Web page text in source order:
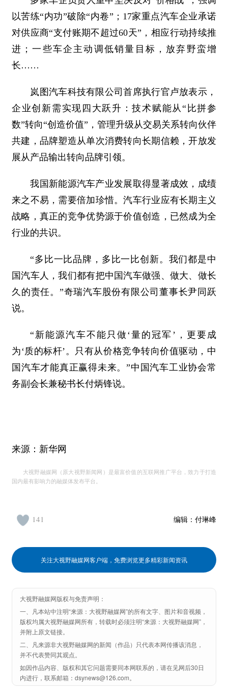
以苦练“内功”破除“内卷”；17家重点汽车企业承诺
对供应商“支付账期不超过60天”，相应行动持续推
进；一些车企主动调低销量目标，放弃野蛮增
长……
岚图汽车科技有限公司首席执行官卢放表示，
企业创新需实现四大跃升：技术赋能从“比拼参
数”转向“创造价值”，管理升级从交易关系转向伙伴
共建，品牌塑造从单次消费转向长期信赖，开放发
展从产品输出转向品牌引领。
我国新能源汽车产业发展取得显著成效，成绩
来之不易，需要倍加珍惜。汽车行业应有长期主义
战略，真正的竞争优势源于价值创造，已然成为全
行业的共识。
“多比一比品牌，多比一比创新。我们都是中
国汽车人，我们都有把中国汽车做强、做大、做长
久的责任。”奇瑞汽车股份有限公司董事长尹同跃
说。
“新能源汽车不能只做‘量的冠军’，更要成
为‘质的标杆’。只有从价格竞争转向价值驱动，中
国汽车才能真正赢得未来。”中国汽车工业协会常
务副会长兼秘书长付炳锋说。
来源：新华网
大视野融媒网（原大视野新闻网）是最富价值的互联网推广平台，致力于打造
国内最有影响力的融媒体发布平台。
编辑： 付琳峰
141
关注大视野融媒网客户端，免费浏览更多精彩新闻资讯
大视野融媒网版权与免责声明：
一、凡本站中注明“来源：大视野融媒网”的所有文字、图片和音视频，
版权均属大视野融媒网所有，转载时必须注明“来源：大视野融媒网”，
并附上原文链接。
二、凡来源非大视野融媒网的新闻（作品）只代表本网传播该消息，
并不代表赞同其观点。
如因作品内容、版权和其它问题需要同本网联系的，请在见网后30日
内进行，联系邮箱：dsynews@126.com。